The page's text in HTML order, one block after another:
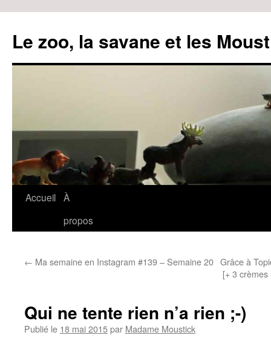
Le zoo, la savane et les
Aller
Accueil À
propos
← Ma semaine en Instagram #139 – Semaine 20 Grâce à
[+ 3
Qui ne tente rien n’a rien ;-)
Publié le 18 mai 2015par Madame Moustick